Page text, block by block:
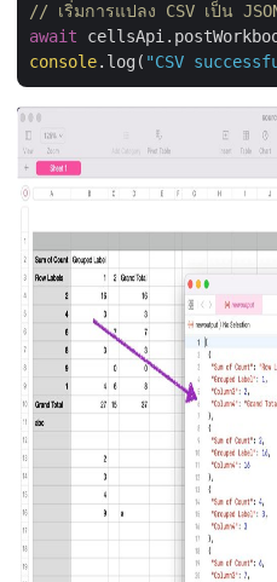
// เริ่มการแปลง CSV เป็น
await
console.log( "CSV